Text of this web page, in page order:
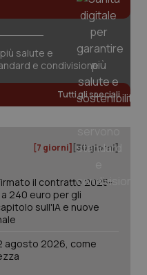
salute e
e condivisione
Tutti gli speciali
[7 giorni] [30 giorni]
il contratto 2025-
240 euro per gli
sull'IA e nuove
agosto 2026, come
.quotidianosanita.it
mese